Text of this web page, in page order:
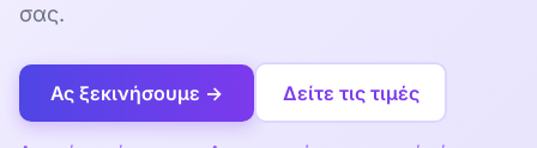
σας.
Ας ξεκινήσουμε → Δείτε τις τιμές